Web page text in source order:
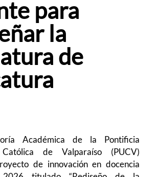
para
la
de
Académica de la Pontificia
de Valparaíso (PUCV)
de innovación en docencia